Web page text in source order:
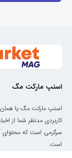
اسنپ مارکت مگ
اسنپ مارکت مگ یا
کاربردی مدنظر شما از
سرگرمی است که محتوای
است.